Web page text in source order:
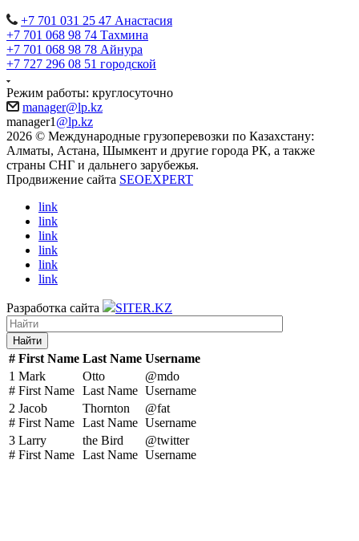
+7 701 031 25 47 Анастасия
+7 701 068 98 74 Тахмина
+7 701 068 98 78 Айнура
+7 727 296 08 51 городской
Режим работы: круглосуточно
manager@lp.kz
manager1 @lp.kz
2026 © Международные грузоперевозки по Казахстану:
Алматы, Астана, Шымкент и другие города РК, а также
страны СНГ и дальнего зарубежья.
Продвижение сайта SEOEXPERT
link
link
link
link
link
link
Разработка сайта SITER.KZ
Найти
# First Name Last Name Username
1
#
Mark
First Name
Otto
Last Name
@mdo
Username
2
#
Jacob
First Name
Thornton
Last Name
@fat
Username
3
#
Larry
First Name
the Bird
Last Name
@twitter
Username